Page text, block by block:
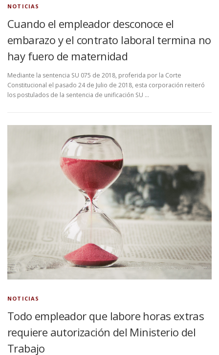
NOTICIAS
Cuando el empleador desconoce el
embarazo y el contrato laboral termina no
hay fuero de maternidad
Mediante la sentencia SU 075 de 2018, proferida por la Corte
Constitucional el pasado 24 de Julio de 2018, esta corporación reiteró
los postulados de la sentencia de unificación SU …
NOTICIAS
Todo empleador que labore horas extras
requiere autorización del Ministerio del
Trabajo